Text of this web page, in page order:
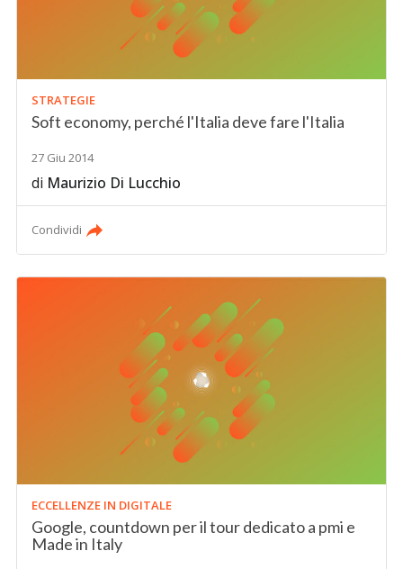
STRATEGIE
Soft economy, perché l'Italia deve fare l'Italia
27 Giu 2014
di Maurizio Di Lucchio
Condividi
ECCELLENZE IN DIGITALE
Google, countdown per il tour dedicato a pmi e
Made in Italy